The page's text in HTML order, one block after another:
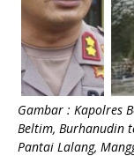
Gambar : Kapolres
Beltim, Burhanudin
Pantai Lalang,